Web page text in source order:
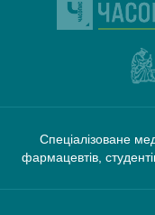
Спеціалізоване
фармацевтів,